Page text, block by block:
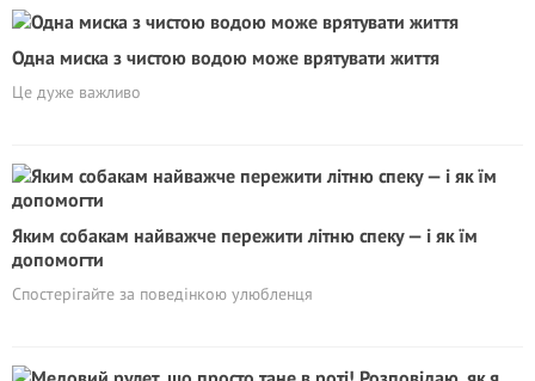
Одна миска з чистою водою може врятувати життя
Це дуже важливо
Яким собакам найважче пережити літню спеку — і як їм
допомогти
Спостерігайте за поведінкою улюбленця